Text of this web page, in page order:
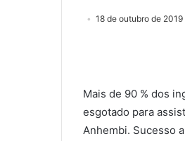
18 de outubro de 2019
Mais de 90 % dos
esgotado para
Anhembi. Sucesso